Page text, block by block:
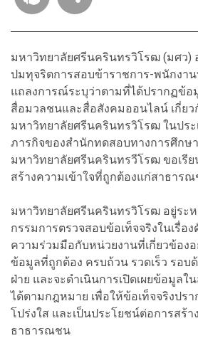
มหาวิทยาลัยศรีนครินทรวิโรฒ (มศว)
ปมทุจริตการสอบข้าราชการ-พนักงา
แถลงการณ์ระบุว่าตามที่ได้ปรากฏข้อ
สื่อมวลชนและสื่อสังคมออนไลน์ เกี่ยว
มหาวิทยาลัยศรีนครินทรวิโรฒ ในประ
ภารกิจของสำนักทดสอบทางการศึกษ
มหาวิทยาลัยศรีนครินทรวีโรฒ ขอเรีย
สร้างความเข้าใจที่ถูกต้องแก่สาธาร
มหาวิทยาลัยศรีนครินทรวิโรฒ อยู่ระ
กรรมการตรวจสอบข้อเท็จจริงในเรื่อ
ความร่วมมือกับหน่วยงานที่เกี่ยวข้องอ
ข้อมูลที่ถูกต้อง ครบถ้วน รวดเร็ว รอบ
ฝ่าย และจะดำเนินการเปิดเผยข้อมูลใ
ได้ตามกฎหมาย เพื่อให้ข้อเท็จจริงปร
โปร่งใส และเป็นประโยชน์ต่อการสร้
ธาธารณชน